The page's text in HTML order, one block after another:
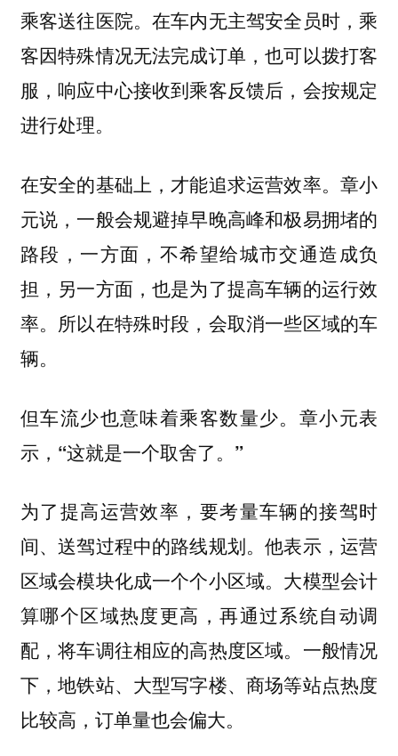
乘客送往医院。在车内无主驾安全员时，乘
客因特殊情况无法完成订单，也可以拨打客
服，响应中心接收到乘客反馈后，会按规定
进行处理。
在安全的基础上，才能追求运营效率。 章小
元说，一般会规避掉早晚高峰和极易拥堵的
路段，一方面，不希望给城市交通造成负
担，另一方面，也是为了提高车辆的运行效
率。所以在特殊时段，会取消一些区域的车
辆。
但车流少也意味着乘客数量少。章小元表
示，“这就是一个取舍了。”
为了提高运营效率，要考量车辆的接驾时
间、送驾过程中的路线规划。他表示，运营
区域会模块化成一个个小区域。大模型会计
算哪个区域热度更高，再通过系统自动调
配，将车调往相应的高热度区域。一般情况
下，地铁站、大型写字楼、商场等站点热度
比较高，订单量也会偏大。